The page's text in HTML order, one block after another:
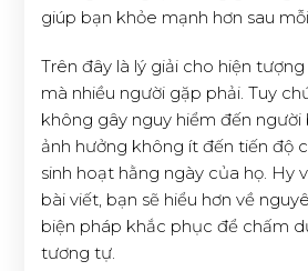
giúp bạn khỏe mạnh hơn sau
Trên đây là lý giải cho hiện
mà nhiều người gặp phải. Tuy
không gây nguy hiểm đến người
ảnh hưởng không ít đến tiến độ
sinh hoạt hằng ngày của họ. Hy
bài viết, bạn sẽ hiểu hơn về
biện pháp khắc phục để chấm
tương tự.